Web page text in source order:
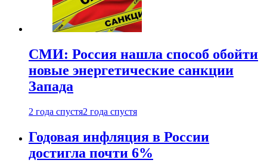
СМИ: Россия нашла способ обойти
новые энергетические санкции
Запада
2 года спустя2 года спустя
Годовая инфляция в России
достигла почти 6%